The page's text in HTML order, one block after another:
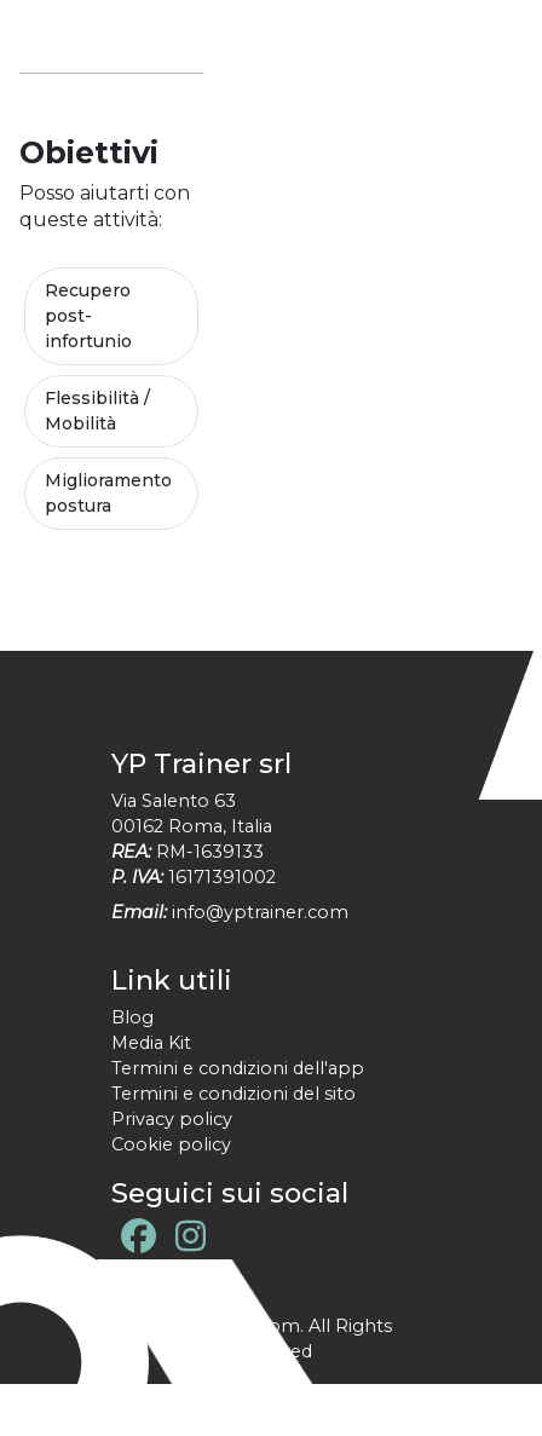
Obiettivi
Posso aiutarti con
queste attività:
Recupero
post-
infortunio
Flessibilità /
Mobilità
Miglioramento
postura
YP Trainer srl
Via Salento 63
00162 Roma, Italia
REA: RM-1639133
P. IVA: 16171391002
Email: info@yptrainer.com
Link utili
Blog
Media Kit
Termini e condizioni dell'app
Termini e condizioni del sito
Privacy policy
Cookie policy
Seguici sui social
@ YPtrainer.com. All Rights
Reserved